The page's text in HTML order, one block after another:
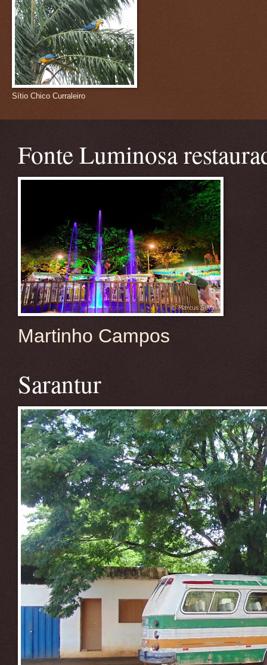
Sítio Chico Curraleiro
Fonte Luminosa
Martinho Campos
Sarantur